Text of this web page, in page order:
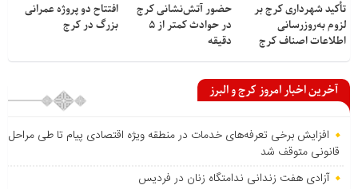
تأکید شهرداری کرج بر
لزوم به‌روزرسانی
اطلاعات اصناف کرج
حضور آتش‌نشانی کرج
در حوادث کمتر از ۵
دقیقه
افتتاح دو پروژه عمرانی
بزرگ در کرج
آخرین اخبار امروز کرج و البرز
افزایش برخی تعرفه‌های خدمات در منطقه ویژه اقتصادی پیام تا طی مراحل
قانونی متوقف شد
آزادی هفت زندانی ندامتگاه زنان در فردیس